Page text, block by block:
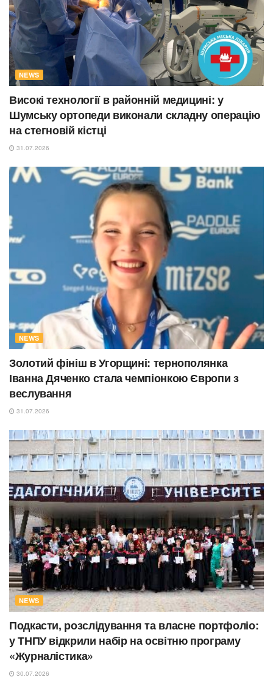
NEWS
Високі технології в районній медицині: у
Шумську ортопеди виконали складну операцію
на стегновій кістці
31.07.2026
NEWS
Золотий фініш в Угорщині: тернополянка
Іванна Дяченко стала чемпіонкою Європи з
веслування
31.07.2026
NEWS
Подкасти, розслідування та власне портфоліо:
у ТНПУ відкрили набір на освітню програму
«Журналістика»
30.07.2026